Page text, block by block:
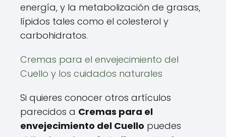
energía, y la metabolización de grasas,
lípidos tales como el colesterol y
carbohidratos.
Cremas para el envejecimiento del
Cuello y los cuidados naturales
Si quieres conocer otros artículos
parecidos a Cremas para el
envejecimiento del Cuello puedes